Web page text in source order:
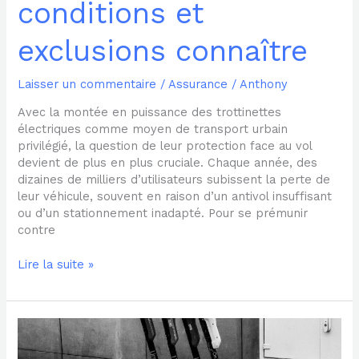
conditions et
exclusions connaître
Laisser un commentaire / Assurance / Anthony
Avec la montée en puissance des trottinettes
électriques comme moyen de transport urbain
privilégié, la question de leur protection face au vol
devient de plus en plus cruciale. Chaque année, des
dizaines de milliers d’utilisateurs subissent la perte de
leur véhicule, souvent en raison d’un antivol insuffisant
ou d’un stationnement inadapté. Pour se prémunir
contre
Lire la suite »
Que
couvrent